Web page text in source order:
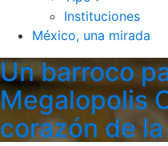
Instituciones
México, una mirada
Un barroco
Megalopolis
corazón de